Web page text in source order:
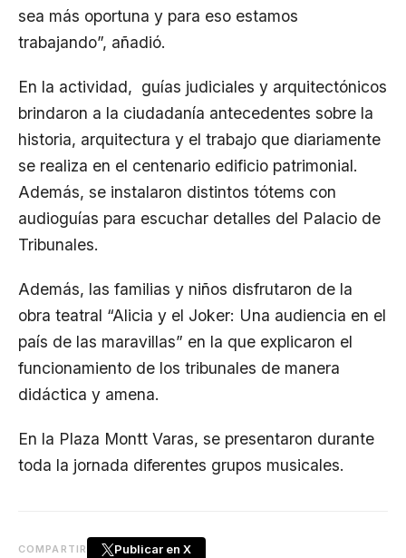
sea más oportuna y para eso estamos
trabajando”, añadió.
En la actividad, guías judiciales y arquitectónicos
brindaron a la ciudadanía antecedentes sobre la
historia, arquitectura y el trabajo que diariamente
se realiza en el centenario edificio patrimonial.
Además, se instalaron distintos tótems con
audioguías para escuchar detalles del Palacio de
Tribunales.
Además, las familias y niños disfrutaron de la
obra teatral “Alicia y el Joker: Una audiencia en el
país de las maravillas” en la que explicaron el
funcionamiento de los tribunales de manera
didáctica y amena.
En la Plaza Montt Varas, se presentaron durante
toda la jornada diferentes grupos musicales.
COMPARTIR Publicar en X